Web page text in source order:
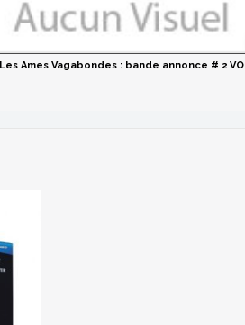
Les Ames Vagabondes : bande annonce # 2 VO